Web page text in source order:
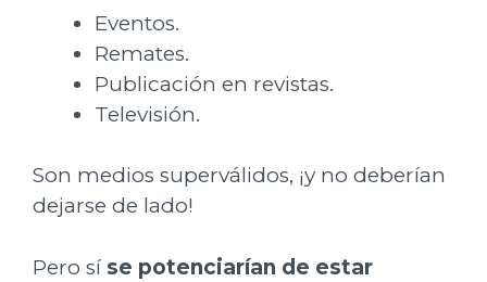
Eventos.
Remates.
Publicación en revistas.
Televisión.
Son medios superválidos, ¡y no deberían
dejarse de lado!
Pero sí se potenciarían de estar